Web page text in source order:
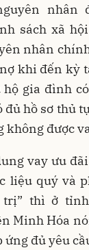
nhân
sách xã
nhân
khi đến kỳ
gia đình
hồ sơ thủ
không được
vay ưu
liệu quý và
trị” thì ở
Minh Hóa
đủ yêu